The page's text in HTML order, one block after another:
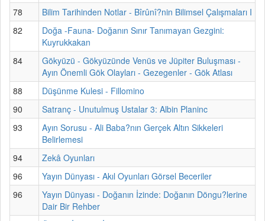
78
Bilim Tarihinden Notlar - Bîrûnî?nin Bilimsel Çalışmaları I
82
Doğa -Fauna- Doğanın Sınır Tanımayan Gezgini:
Kuyrukkakan
84
Gökyüzü - Gökyüzünde Venüs ve Jüpiter Buluşması -
Ayın Önemli Gök Olayları - Gezegenler - Gök Atlası
88
Düşünme Kulesi - Fillomino
90
Satranç - Unutulmuş Ustalar 3: Albin Planinc
93
Ayın Sorusu - Ali Baba?nın Gerçek Altın Sikkeleri
Belirlemesi
94
Zekâ Oyunları
96
Yayın Dünyası - Akıl Oyunları Görsel Beceriler
96
Yayın Dünyası - Doğanın İzinde: Doğanın Döngu?lerine
Dair Bir Rehber